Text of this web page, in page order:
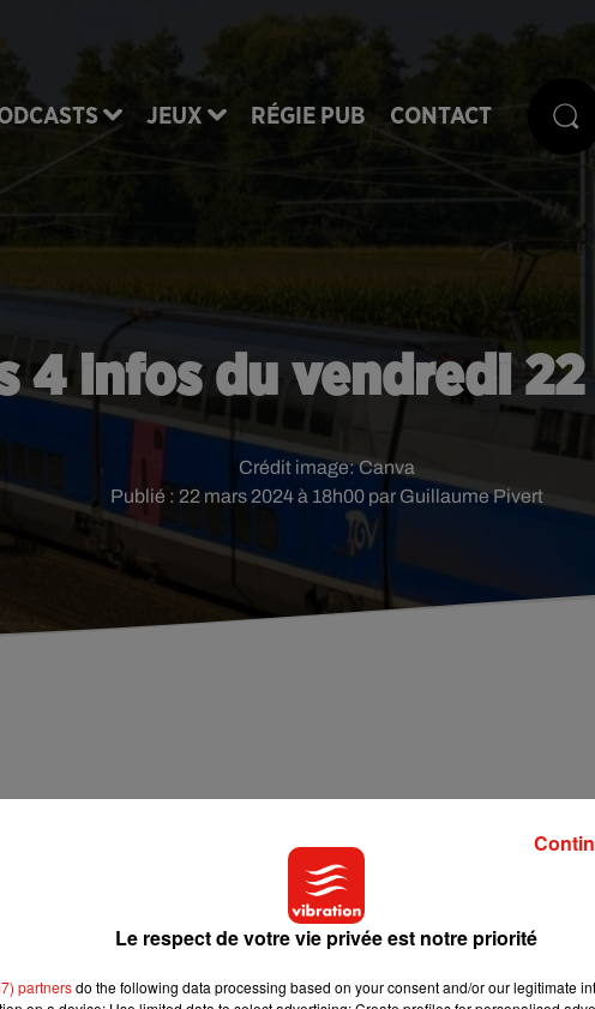
JEUX RÉGIE PUB CONTACT
4 infos du vendredi 22
Publié : 22 mars 2024 à 18h00 par Guillaume Pivert
Crédit image:Canva
très perturbée aujourd’hui entre Paris, la Bretagne et Bordeaux.
la capitale. Après avoir été totalement interrompu dans les deux
a progressivement repris dans la matinée.
Le respect de votre vie privée est notre priorité
partnersdo the following data processing based on your consent and/or our legitimate